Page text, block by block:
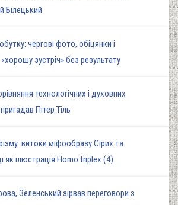
Білецький
чергові фото, обіцянки і
зустріч» без результату
технологічних і духовних
Пітер Тіль
витоки міфообразу Сірих та
як ілюстрація Homo triplex (4)
Зеленський зірвав переговори з